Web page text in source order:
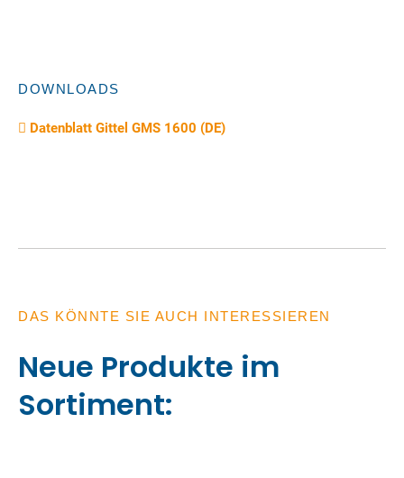
DOWNLOADS
Datenblatt Gittel GMS 1600 (DE)
DAS KÖNNTE SIE AUCH INTERESSIEREN
Neue Produkte im
Sortiment: